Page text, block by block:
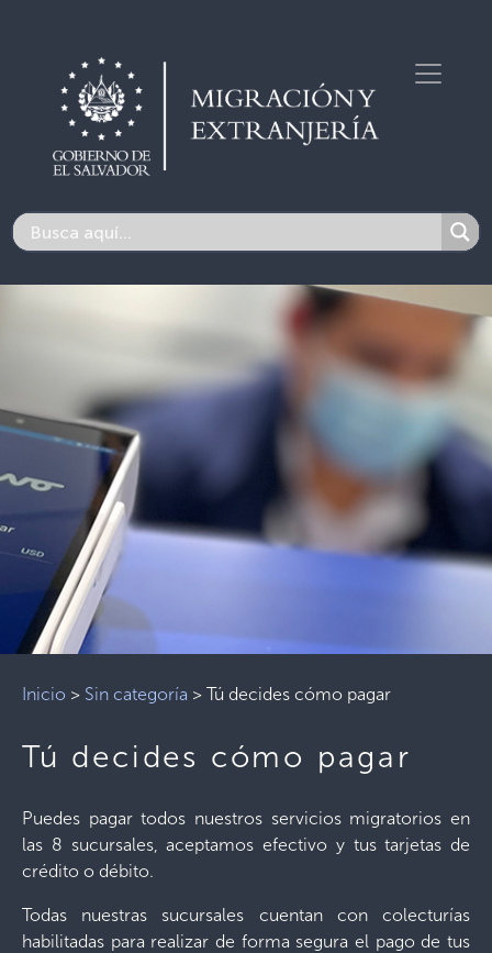
Inicio > Sin categoría > Tú decides cómo pagar
Tú decides cómo pagar
Puedes pagar todos nuestros servicios migratorios en
las 8 sucursales, aceptamos efectivo y tus tarjetas de
crédito o débito.
Todas nuestras sucursales cuentan con colecturías
habilitadas para realizar de forma segura el pago de tus